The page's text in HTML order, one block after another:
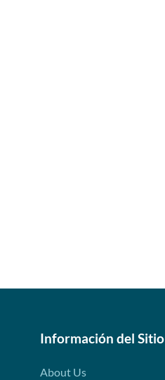
Información del Sitio
About Us